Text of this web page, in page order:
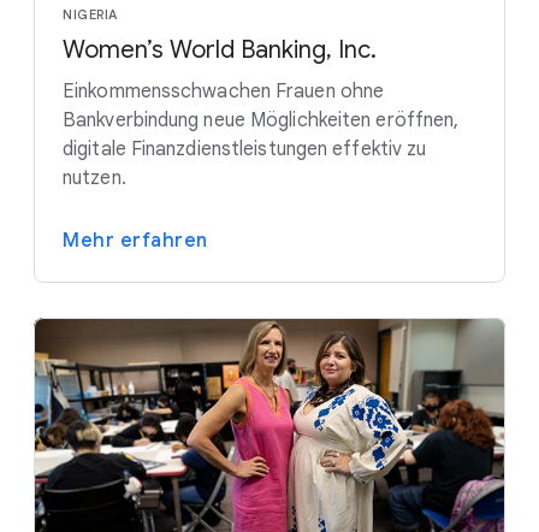
NIGERIA
Women’s World Banking, Inc.
Einkommensschwachen Frauen ohne
Bankverbindung neue Möglichkeiten eröffnen,
digitale Finanzdienstleistungen effektiv zu
nutzen.
Mehr erfahren